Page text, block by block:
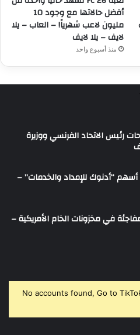
أفضل حالاتها مع وجود 10
مليون لاعب شهرياً! – العاب – يلا
لايف – يلا لايف
منذ أسبوع واحد
رئيس الاتحاد الفرنسي ووزيرة
15 بالمئة من أسهم “أدنوك للإمداد والخدمات” –
في مخزونات الخام الأمريكية –
No accounts found, Go to